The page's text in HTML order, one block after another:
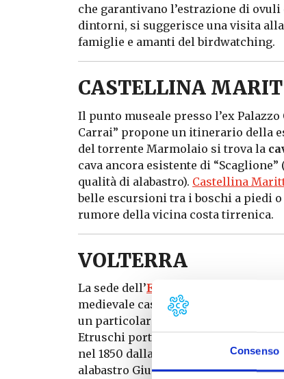
Consenso
che garantivano l’estrazione di
dintorni, si suggerisce una visita
famiglie e amanti del birdwatching.
CASTELLINA
Il punto museale presso l’ex
Carrai” propone un itinerario della
del torrente Marmolaio si trova la
cava ancora esistente di
qualità di alabastro). Castellina
belle escursioni tra i boschi a piedi
rumore della vicina costa tirrenica.
VOLTERRA
La sede dell’Ecomuseo dell’Alabastro
medievale casa-torre Minucci (la
un particolare “museo di
Etruschi porta ai tempi nostri.
nel 1850 dalla famiglia Viti grazie
alabastro Giuseppe Viti. Il palazzo